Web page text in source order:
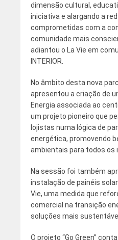
dimensão cultural,
iniciativa e alargando a
comprometidas com a
comunidade mais
adiantou o La Vie em
INTERIOR.
No âmbito desta nova
apresentou a criação de
Energia associada ao
um projeto pioneiro que
lojistas numa lógica de
energética, promovendo
ambientais para todos os
Na sessão foi também
instalação de painéis
Vie, uma medida que
comercial na transição
soluções mais
O projeto “Go Green”